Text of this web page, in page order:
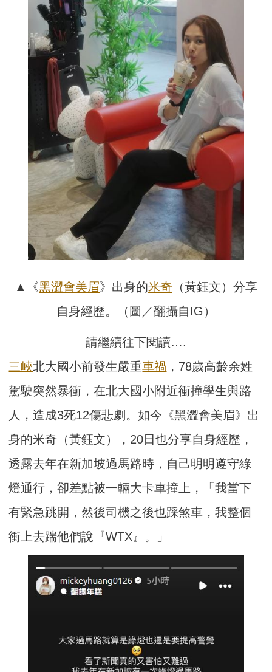
▲《黑澀會美眉》出身的米奇 （黃鈺文）分享
自身經歷。（圖／翻攝自IG）
請繼續往下閱讀….
三峽北大國小前發生嚴重車禍 ，78歲高齡余姓
駕駛突然暴衝，在北大國小附近衝撞學生與路
人，造成3死12傷悲劇。如今《黑澀會美眉》出
身的米奇（黃鈺文），20日也分享自身經歷，
透露去年在新加坡過馬路時，自己明明遵守綠
燈通行，卻差點被一輛大卡車撞上，「我當下
有緊急跳開，然後司機之後也踩煞車，我整個
衝上去踹他們說『WTX』。」